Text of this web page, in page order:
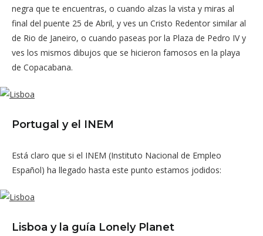
negra que te encuentras, o cuando alzas la vista y miras al
final del puente 25 de Abril, y ves un Cristo Redentor similar al
de Rio de Janeiro, o cuando paseas por la Plaza de Pedro IV y
ves los mismos dibujos que se hicieron famosos en la playa
de Copacabana.
Portugal y el INEM
Está claro que si el INEM (Instituto Nacional de Empleo
Español) ha llegado hasta este punto estamos jodidos:
Lisboa y la guía Lonely Planet